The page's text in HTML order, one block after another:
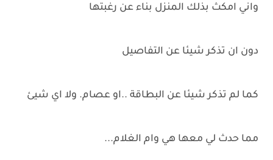
واني امكث بذلك المنزل بناء عن رغبتها
دون ان تذكر شيئا عن التفاصيل
كما لم تذكر شيئا عن البطاقة ..او عصام. ولا اي شيئ
مما حدث لي معها هي وام الغلام...